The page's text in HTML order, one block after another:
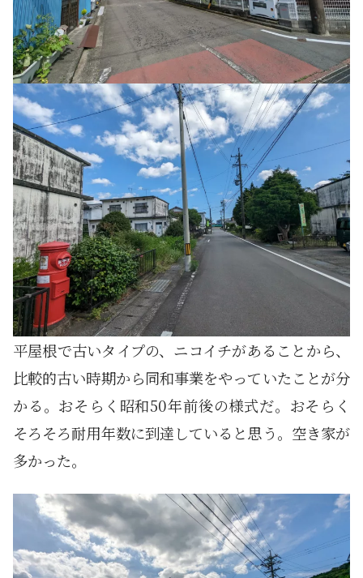
平屋根で古いタイプの、ニコイチがあることから、
比較的古い時期から同和事業をやっていたことが分
かる。おそらく昭和50年前後の様式だ。おそらく
そろそろ耐用年数に到達していると思う。空き家が
多かった。